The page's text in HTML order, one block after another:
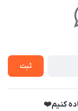
ثبت
کنیم❤️